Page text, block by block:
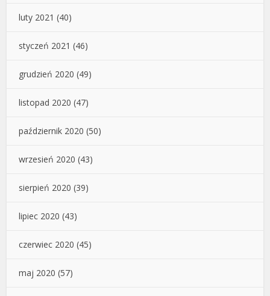
luty 2021 (40)
styczeń 2021 (46)
grudzień 2020 (49)
listopad 2020 (47)
październik 2020 (50)
wrzesień 2020 (43)
sierpień 2020 (39)
lipiec 2020 (43)
czerwiec 2020 (45)
maj 2020 (57)